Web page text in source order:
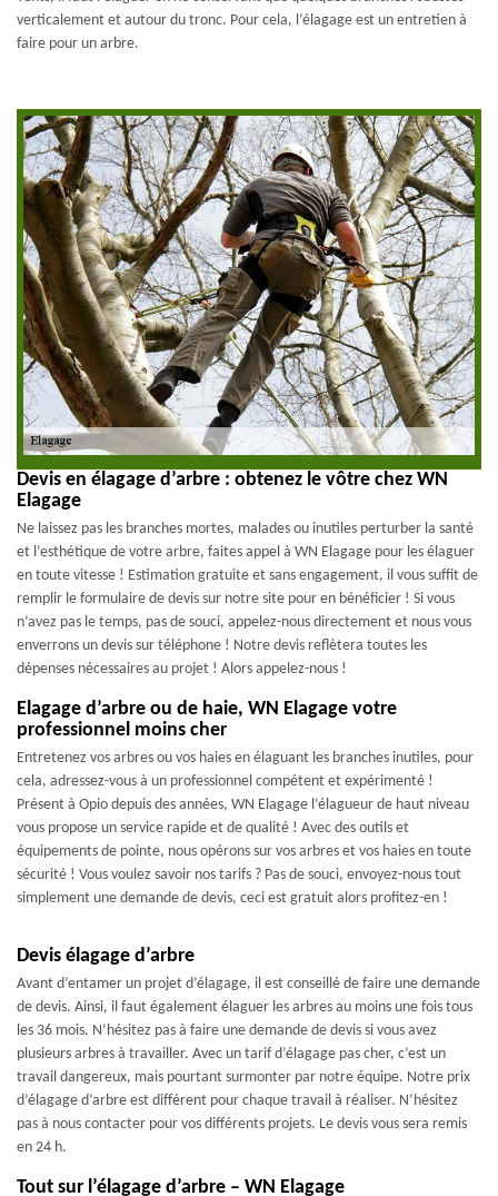
verticalement et autour du tronc. Pour cela, l’élagage est un entretien à
faire pour un arbre.
Devis en élagage d’arbre : obtenez le vôtre chez WN
Elagage
Ne laissez pas les branches mortes, malades ou inutiles perturber la santé
et l’esthétique de votre arbre, faites appel à WN Elagage pour les élaguer
en toute vitesse ! Estimation gratuite et sans engagement, il vous suffit de
remplir le formulaire de devis sur notre site pour en bénéficier ! Si vous
n’avez pas le temps, pas de souci, appelez-nous directement et nous vous
enverrons un devis sur téléphone ! Notre devis reflètera toutes les
dépenses nécessaires au projet ! Alors appelez-nous !
Elagage d’arbre ou de haie, WN Elagage votre
professionnel moins cher
Entretenez vos arbres ou vos haies en élaguant les branches inutiles, pour
cela, adressez-vous à un professionnel compétent et expérimenté !
Présent à Opio depuis des années, WN Elagage l’élagueur de haut niveau
vous propose un service rapide et de qualité ! Avec des outils et
équipements de pointe, nous opérons sur vos arbres et vos haies en toute
sécurité ! Vous voulez savoir nos tarifs ? Pas de souci, envoyez-nous tout
simplement une demande de devis, ceci est gratuit alors profitez-en !
Devis élagage d’arbre
Avant d’entamer un projet d’élagage, il est conseillé de faire une demande
de devis. Ainsi, il faut également élaguer les arbres au moins une fois tous
les 36 mois. N’hésitez pas à faire une demande de devis si vous avez
plusieurs arbres à travailler. Avec un tarif d’élagage pas cher, c’est un
travail dangereux, mais pourtant surmonter par notre équipe. Notre prix
d’élagage d’arbre est différent pour chaque travail à réaliser. N’hésitez
pas à nous contacter pour vos différents projets. Le devis vous sera remis
en 24 h.
Tout sur l’élagage d’arbre – WN Elagage